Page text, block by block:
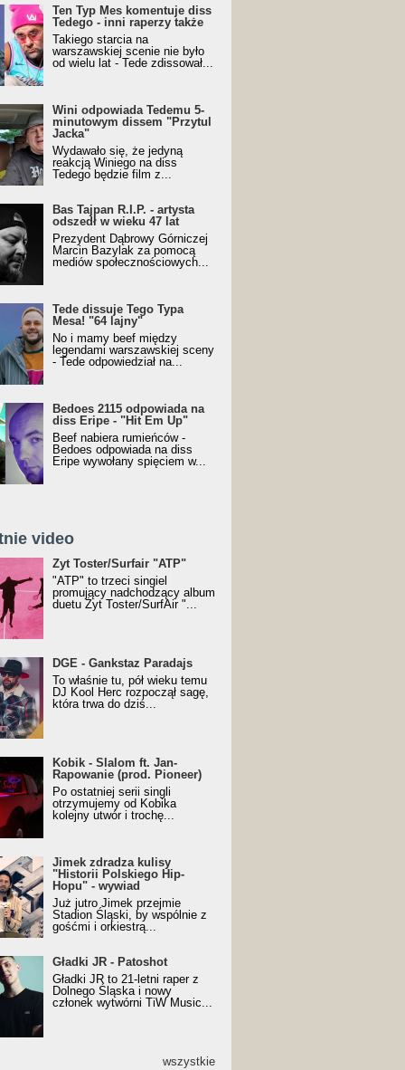
Ten Typ Mes komentuje diss
Tedego - inni raperzy także
Takiego starcia na
warszawskiej scenie nie było
od wielu lat - Tede zdissował...
Wini odpowiada Tedemu 5-
minutowym dissem "Przytul
Jacka"
Wydawało się, że jedyną
reakcją Winiego na diss
Tedego będzie film z...
Bas Tajpan R.I.P. - artysta
odszedł w wieku 47 lat
Prezydent Dąbrowy Górniczej
Marcin Bazylak za pomocą
mediów społecznościowych...
Tede dissuje Tego Typa
Mesa! "64 lajny"
No i mamy beef między
legendami warszawskiej sceny
- Tede odpowiedział na...
Bedoes 2115 odpowiada na
diss Eripe - "Hit Em Up"
Beef nabiera rumieńców -
Bedoes odpowiada na diss
Eripe wywołany spięciem w...
video
SurfAir - ATP VIDEO
Żyt Toster/Surfair "ATP"
"ATP" to trzeci singiel
promujący nadchodzący album
duetu Żyt Toster/SurfAir "...
z nagrodą za
Trueschoolowy
Roku (Popkillery 2023)
DGE - Gankstaz Paradajs
To właśnie tu, pół wieku temu
DJ Kool Herc rozpoczął sagę,
która trwa do dziś...
- Slalom ft. Jan-
(prod. Pioneer)
Music Visualiser]
Kobik - Slalom ft. Jan-
Rapowanie (prod. Pioneer)
Po ostatniej serii singli
otrzymujemy od Kobika
kolejny utwór i trochę...
zdradza kulisy "Historii
Hip-Hopu" - wywiad
Jimek zdradza kulisy
"Historii Polskiego Hip-
Hopu" - wywiad
Już jutro Jimek przejmie
Stadion Śląski, by wspólnie z
gośćmi i orkiestrą...
JR - Patoshot
Gładki JR - Patoshot
Gładki JR to 21-letni raper z
Dolnego Śląska i nowy
członek wytwórni TiW Music...
wszystkie